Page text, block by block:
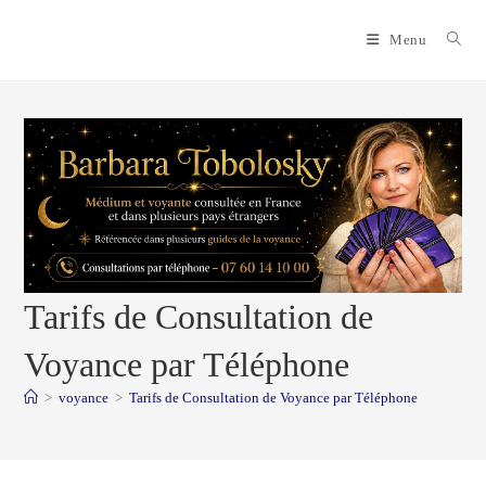
Menu
Tarifs de Consultation de
Voyance par Téléphone
> voyance > Tarifs de Consultation de Voyance par Téléphone